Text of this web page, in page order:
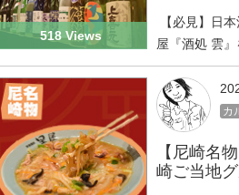
518 Views
【必見】日
屋『酒処 雲
カ
【尼崎名
崎ご当地